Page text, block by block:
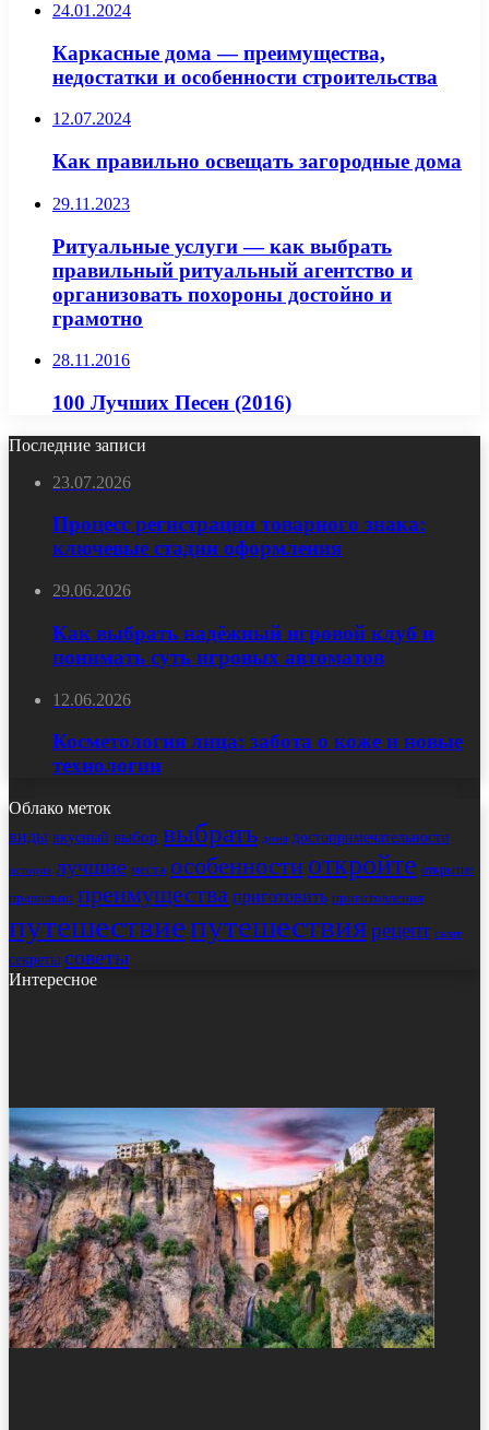
24.01.2024
Каркасные дома — преимущества,
недостатки и особенности строительства
12.07.2024
Как правильно освещать загородные дома
29.11.2023
Ритуальные услуги — как выбрать
правильный ритуальный агентство и
организовать похороны достойно и
грамотно
28.11.2016
100 Лучших Песен (2016)
Последние записи
23.07.2026
Процесс регистрации товарного знака:
ключевые стадии оформления
29.06.2026
Как выбрать надёжный игровой клуб и
понимать суть игровых автоматов
12.06.2026
Косметология лица: забота о коже и новые
технологии
Облако меток
виды вкусный выбор выбрать дома достопримечательности
история лучшие места особенности откройте открытие
правильно преимущества приготовить приготовления
путешествиепутешествиярецепт салат
секреты советы
Интересное